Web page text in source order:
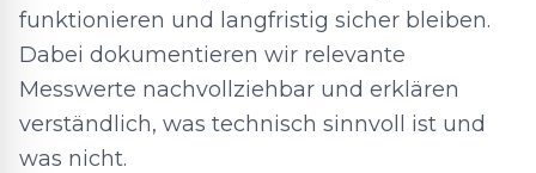
funktionieren und langfristig sicher bleiben.
Dabei dokumentieren wir relevante
Messwerte nachvollziehbar und erklären
verständlich, was technisch sinnvoll ist und
was nicht.